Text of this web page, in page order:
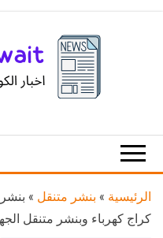
الرئيسية » بنشر متنقل »
كراج كهرباء وبنشر متنقل